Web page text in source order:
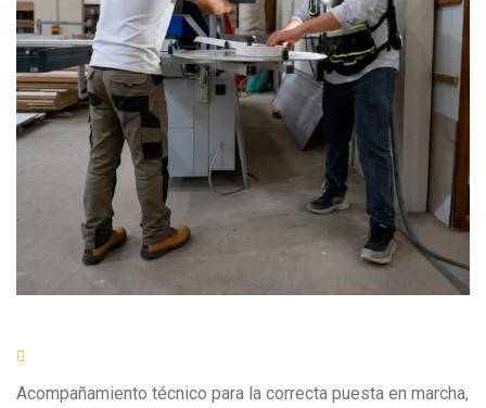
Acompañamiento técnico para la correcta puesta en marcha,